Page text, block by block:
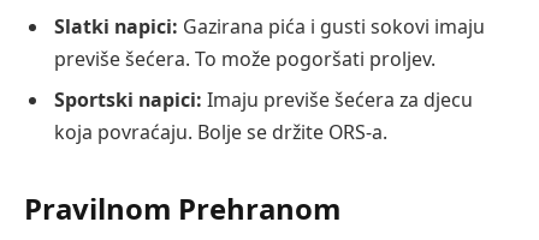
Slatki napici: Gazirana pića i gusti sokovi imaju
previše šećera. To može pogoršati proljev.
Sportski napici: Imaju previše šećera za djecu
koja povraćaju. Bolje se držite ORS-a.
Pravilnom Prehranom